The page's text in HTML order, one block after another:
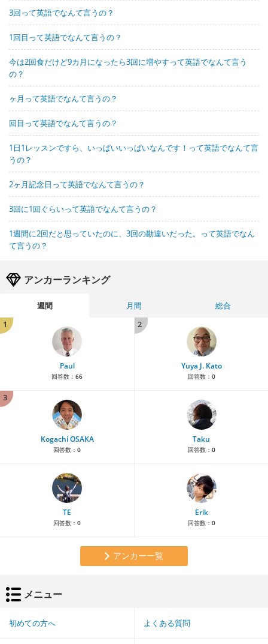
3回って英語でなんて言うの？
1回目って英語でなんて言うの？
今は2回食だけど9カ月になったら3回に増やすって英語でなんて言う
の？
ヶ月って英語でなんて言うの？
回目って英語でなんて言うの？
1日1レッスンですら、いっぱいいっぱいなんです！って英語でなんて言
うの？
2ヶ月記念日って英語でなんて言うの？
3回に1回ぐらいって英語でなんて言うの？
1週間に2回だと思っていたのに、3回の勘違いだった。って英語でなん
て言うの？
アンカーランキング
週間 月間
総合
1
Paul
回答数： 66
2
Yuya J. Kato
回答数： 0
3
Kogachi OSAKA
回答数： 0
Taku
回答数： 0
TE
回答数： 0
Erik
回答数： 0
アンカー一覧
メニュー
初めての方へ よくある質問